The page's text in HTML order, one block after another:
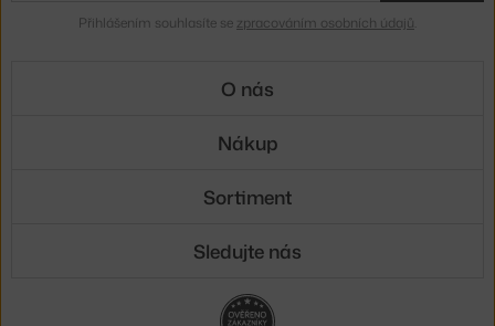
Přihlášením souhlasíte se zpracováním osobních údajů
O nás
Nákup
Sortiment
Sledujte nás